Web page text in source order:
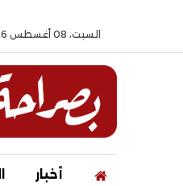
السبت، 08 أغسطس 2026
أخبار